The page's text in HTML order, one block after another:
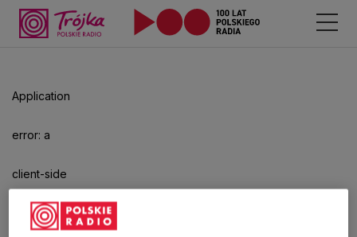
Application
error: a
client-side
exception